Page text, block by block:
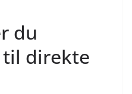
du
direkte